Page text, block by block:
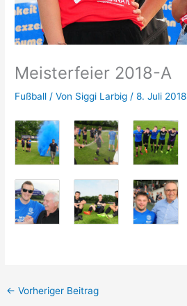
Meisterfeier 2018-A
Fußball / Von Siggi Larbig/8. Juli 2018
← Vorheriger Beitrag